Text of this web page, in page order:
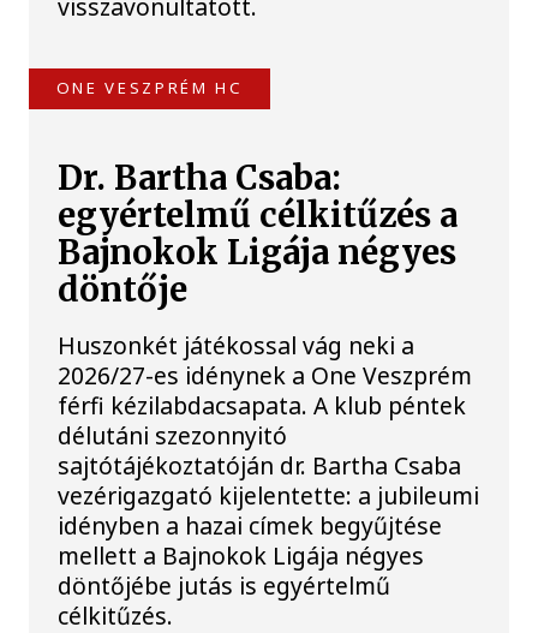
visszavonultatott.
ONE VESZPRÉM HC
Dr. Bartha Csaba:
egyértelmű célkitűzés a
Bajnokok Ligája négyes
döntője
Huszonkét játékossal vág neki a
2026/27-es idénynek a One Veszprém
férfi kézilabdacsapata. A klub péntek
délutáni szezonnyitó
sajtótájékoztatóján dr. Bartha Csaba
vezérigazgató kijelentette: a jubileumi
idényben a hazai címek begyűjtése
mellett a Bajnokok Ligája négyes
döntőjébe jutás is egyértelmű
célkitűzés.